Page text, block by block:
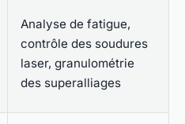
Analyse de fatigue,
contrôle des soudures
laser, granulométrie
des superalliages